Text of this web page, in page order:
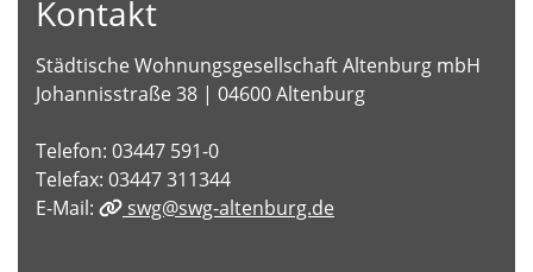
Kontakt
Städtische Wohnungsgesellschaft Altenburg mbH
Johannisstraße 38 | 04600 Altenburg
Telefon: 03447 591-0
Telefax: 03447 311344
E-Mail:
swg@swg-altenburg.de